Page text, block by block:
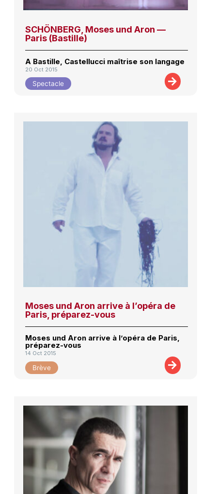
SCHÖNBERG, Moses und Aron —
Paris (Bastille)
A Bastille, Castellucci maîtrise son langage
20 Oct 2015
Spectacle
Moses und Aron arrive à l’opéra de
Paris, préparez-vous
Moses und Aron arrive à l’opéra de Paris,
préparez-vous
14 Oct 2015
Brève